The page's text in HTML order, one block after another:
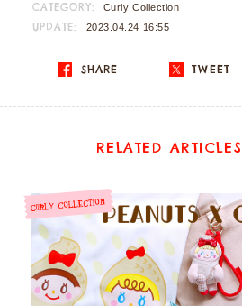
CATEGORY: Curly Collection
UPDATE: 2023.04.24 16:55
SHARE TWEET
RELATED ARTICLES